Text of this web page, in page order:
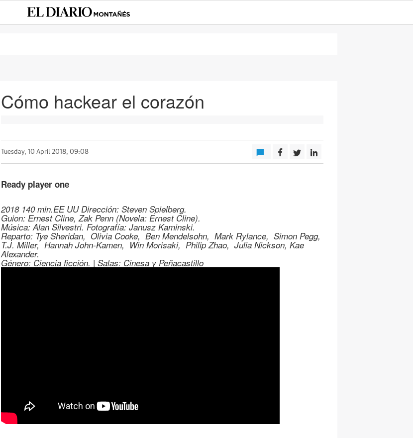
Cómo hackear el corazón
Tuesday, 10 April 2018, 09:08
Ready player one
2018 140 min.EE UU Dirección: Steven Spielberg.
Guion: Ernest Cline, Zak Penn (Novela: Ernest Cline).
Música: Alan Silvestri. Fotografía: Janusz Kaminski.
Reparto: Tye Sheridan, Olivia Cooke, Ben Mendelsohn, Mark Rylance, Simon Pegg,
T.J. Miller, Hannah John-Kamen, Win Morisaki, Philip Zhao, Julia Nickson, Kae
Alexander.
Género: Ciencia ficción. | Salas: Cinesa y Peñacastillo